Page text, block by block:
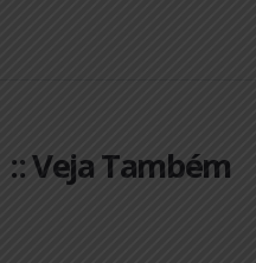
o Manual traz
passaram por uma